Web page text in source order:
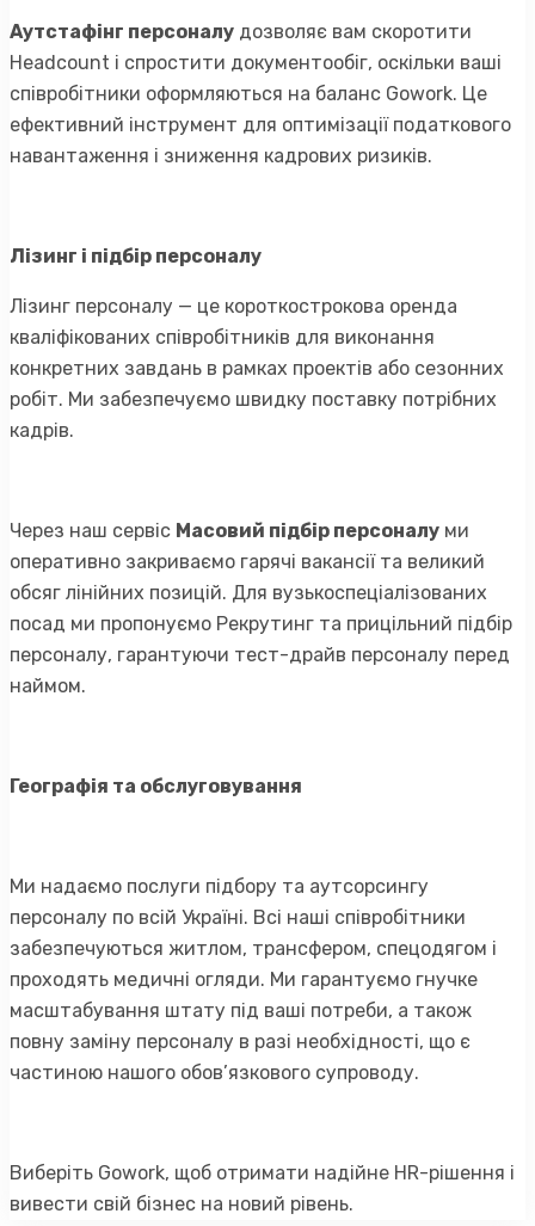
Аутстафінг персоналу дозволяє вам скоротити
Headcount і спростити документообіг, оскільки ваші
співробітники оформляються на баланс Gowork. Це
ефективний інструмент для оптимізації податкового
навантаження і зниження кадрових ризиків.
Лізинг і підбір персоналу
Лізинг персоналу — це короткострокова оренда
кваліфікованих співробітників для виконання
конкретних завдань в рамках проектів або сезонних
робіт. Ми забезпечуємо швидку поставку потрібних
кадрів.
Через наш сервіс Масовий підбір персоналу ми
оперативно закриваємо гарячі вакансії та великий
обсяг лінійних позицій. Для вузькоспеціалізованих
посад ми пропонуємо Рекрутинг та прицільний підбір
персоналу, гарантуючи тест-драйв персоналу перед
наймом.
Географія та обслуговування
Ми надаємо послуги підбору та аутсорсингу
персоналу по всій Україні. Всі наші співробітники
забезпечуються житлом, трансфером, спецодягом і
проходять медичні огляди. Ми гарантуємо гнучке
масштабування штату під ваші потреби, а також
повну заміну персоналу в разі необхідності, що є
частиною нашого обов’язкового супроводу.
Виберіть Gowork, щоб отримати надійне HR-рішення і
вивести свій бізнес на новий рівень.